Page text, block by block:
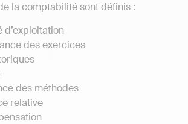
la comptabilité sont définis :
d’exploitation
des exercices
des méthodes
relative